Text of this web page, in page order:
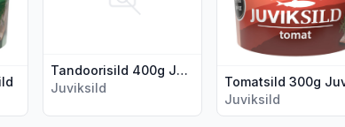
Tandoorisild 400g Juviksild
Juviksild
Juviksild